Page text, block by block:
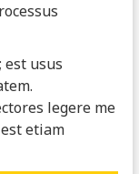
usus
legere me
etiam